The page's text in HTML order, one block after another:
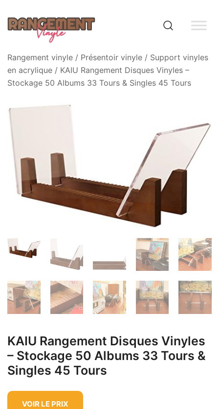
content
Rangement vinyle
Rangement vinyle / Présentoir vinyle / Support vinyles
en acrylique / KAIU Rangement Disques Vinyles –
Stockage 50 Albums 33 Tours & Singles 45 Tours
KAIU Rangement Disques Vinyles
– Stockage 50 Albums 33 Tours &
Singles 45 Tours
VOIR LE PRIX